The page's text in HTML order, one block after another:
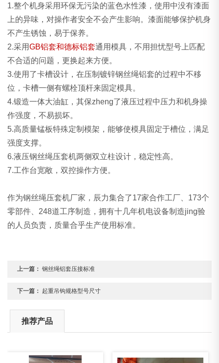
1.整个机身采用环保无污染的蓝色水性漆，使用中没有漆面
上的异味，对操作者安全不会产生影响。漆面能够保护机身
不产生锈蚀，易于保养。
2.采用GB铝套和德标铝套通用模具，不用担忧型号上匹配
不合适的问题，更换起来方便。
3.使用了卡槽设计，在压制镀锌钢丝绳铝套的过程中不移
位，卡槽一侧有螺栓顶杆来固定模具。
4.锻造一体大油缸，其保zheng了液压过程中压力和机身操
作强度，不易损坏。
5.高质量锰板特殊定制模架，能够使模具固定于槽位，满足
强度支撑。
6.液压钢丝绳压套机两侧双立柱设计，稳定性高。
7.工作台宽敞，双控操作方便。
作为钢丝绳压套机厂家，辰力集合了17家合作工厂、173个
零部件、248道工序制造，拥有十几年机电设备制造jing验
的人员负责，质量合乎生产使用标准。
上一篇： 钢丝绳铝套压接标准
下一篇： 起重吊钩规格型号尺寸
推荐产品